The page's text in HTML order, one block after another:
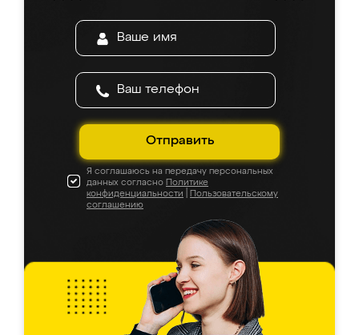
Отправить
Я соглашаюсь на передачу персональных
данных согласно Политике
конфиденциальности
Пользовательскому
соглашению